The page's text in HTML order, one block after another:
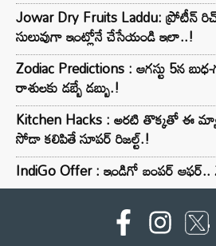
Jowar Dry Fruits Laddu: ప్రోటీన్ రిచ్
సులువుగా ఇంట్లోనే చేసేయండి ఇలా..!
Zodiac Predictions : ఆగస్టు 5న
రాశులకు డబ్బే డబ్బు.!
Kitchen Hacks : అరటి తొక్కతో ఈ
సోడా కలిపితే సూపర్ రిజల్ట్.!
IndiGo Offer : ఇండిగో బంపర్ ఆఫర్..